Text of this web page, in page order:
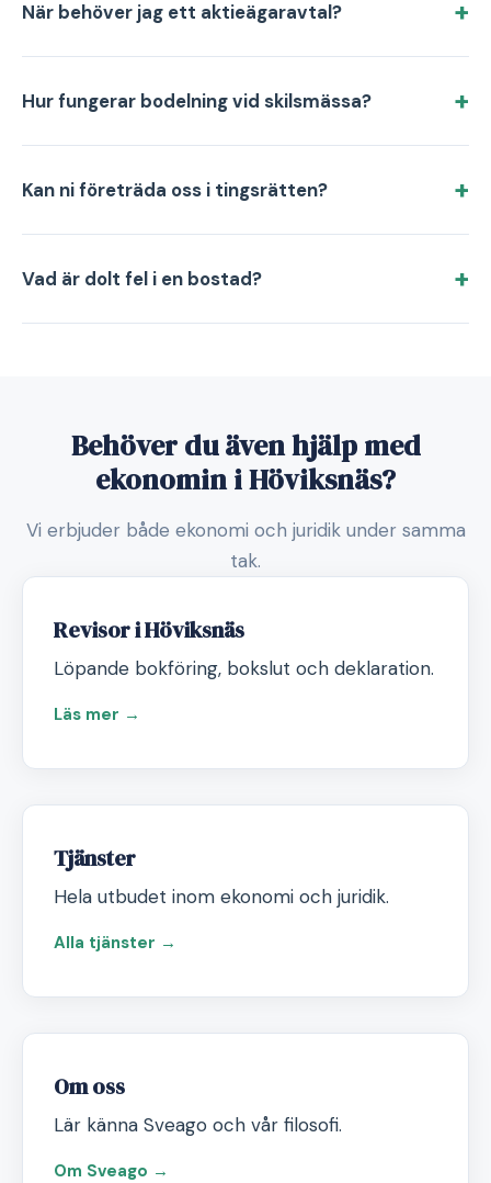
När behöver jag ett aktieägaravtal?
Hur fungerar bodelning vid skilsmässa?
Kan ni företräda oss i tingsrätten?
Vad är dolt fel i en bostad?
Behöver du även hjälp med
ekonomin i Höviksnäs?
Vi erbjuder både ekonomi och juridik under samma
tak.
Revisor i Höviksnäs
Löpande bokföring, bokslut och deklaration.
Läs mer →
Tjänster
Hela utbudet inom ekonomi och juridik.
Alla tjänster →
Om oss
Lär känna Sveago och vår filosofi.
Om Sveago →